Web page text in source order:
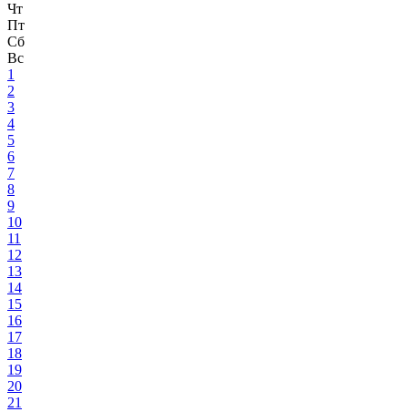
Чт
Пт
Сб
Вс
1
2
3
4
5
6
7
8
9
10
11
12
13
14
15
16
17
18
19
20
21